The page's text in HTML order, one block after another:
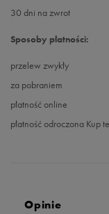
30 dni na zwrot
Sposoby płatności:
przelew zwykły
za pobraniem
płatność online
płatność odroczona Kup
Opinie